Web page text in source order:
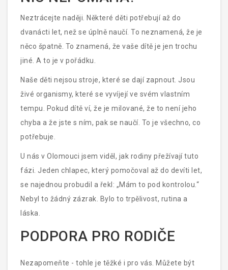
Neztrácejte naději. Některé děti potřebují až do
dvanácti let, než se úplně naučí. To neznamená, že je
něco špatně. To znamená, že vaše dítě je jen trochu
jiné. A to je v pořádku.
Naše děti nejsou stroje, které se dají zapnout. Jsou
živé organismy, které se vyvíjejí ve svém vlastním
tempu. Pokud dítě ví, že je milované, že to není jeho
chyba a že jste s ním, pak se naučí. To je všechno, co
potřebuje.
U nás v Olomouci jsem viděl, jak rodiny přežívají tuto
fázi. Jeden chlapec, který pomočoval až do devíti let,
se najednou probudil a řekl: „Mám to pod kontrolou.“
Nebyl to žádný zázrak. Bylo to trpělivost, rutina a
láska.
PODPORA PRO RODIČE
Nezapomeňte - tohle je těžké i pro vás. Můžete být